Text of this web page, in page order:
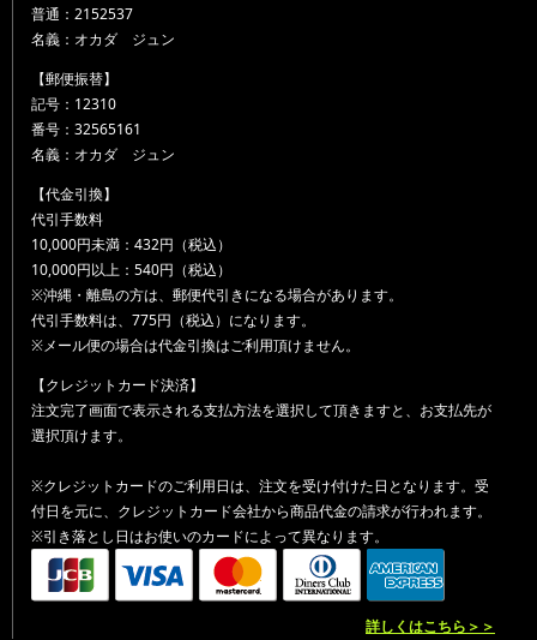
普通：2152537
名義：オカダ ジュン
【郵便振替】
記号：12310
番号：32565161
名義：オカダ ジュン
【代金引換】
代引手数料
10,000円未満：432円（税込）
10,000円以上：540円（税込）
※沖縄・離島の方は、郵便代引きになる場合があります。
代引手数料は、775円（税込）になります。
※メール便の場合は代金引換はご利用頂けません。
【クレジットカード決済】
注文完了画面で表示される支払方法を選択して頂きますと、お支払先が
選択頂けます。
※クレジットカードのご利用日は、注文を受け付けた日となります。受
付日を元に、クレジットカード会社から商品代金の請求が行われます。
※引き落とし日はお使いのカードによって異なります。
詳しくはこちら＞＞